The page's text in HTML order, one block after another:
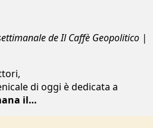
de Il Caffè Geopolitico |
di oggi è dedicata a
il…